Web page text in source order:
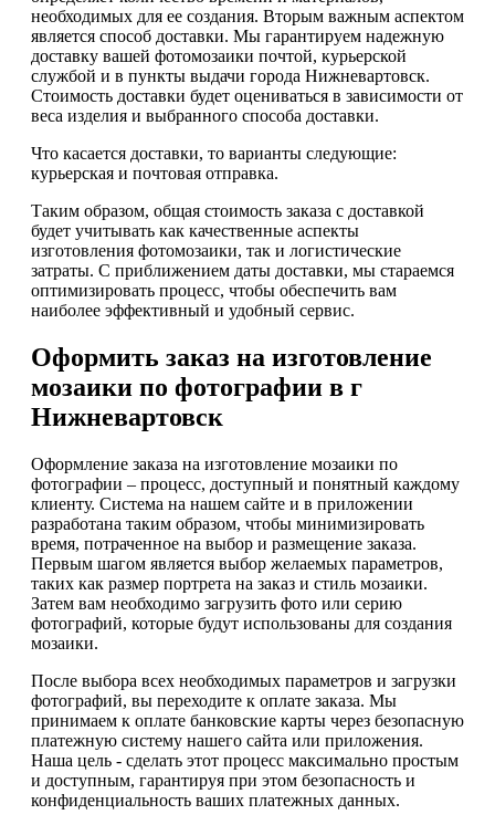
необходимых для ее создания. Вторым важным аспектом
является способ доставки. Мы гарантируем надежную
доставку вашей фотомозаики почтой, курьерской
службой и в пункты выдачи города Нижневартовск.
Стоимость доставки будет оцениваться в зависимости от
веса изделия и выбранного способа доставки.
Что касается доставки, то варианты следующие:
курьерская и почтовая отправка.
Таким образом, общая стоимость заказа с доставкой
будет учитывать как качественные аспекты
изготовления фотомозаики, так и логистические
затраты. С приближением даты доставки, мы стараемся
оптимизировать процесс, чтобы обеспечить вам
наиболее эффективный и удобный сервис.
Оформить заказ на изготовление
мозаики по фотографии в г
Нижневартовск
Оформление заказа на изготовление мозаики по
фотографии – процесс, доступный и понятный каждому
клиенту. Система на нашем сайте и в приложении
разработана таким образом, чтобы минимизировать
время, потраченное на выбор и размещение заказа.
Первым шагом является выбор желаемых параметров,
таких как размер портрета на заказ и стиль мозаики.
Затем вам необходимо загрузить фото или серию
фотографий, которые будут использованы для создания
мозаики.
После выбора всех необходимых параметров и загрузки
фотографий, вы переходите к оплате заказа. Мы
принимаем к оплате банковские карты через безопасную
платежную систему нашего сайта или приложения.
Наша цель - сделать этот процесс максимально простым
и доступным, гарантируя при этом безопасность и
конфиденциальность ваших платежных данных.